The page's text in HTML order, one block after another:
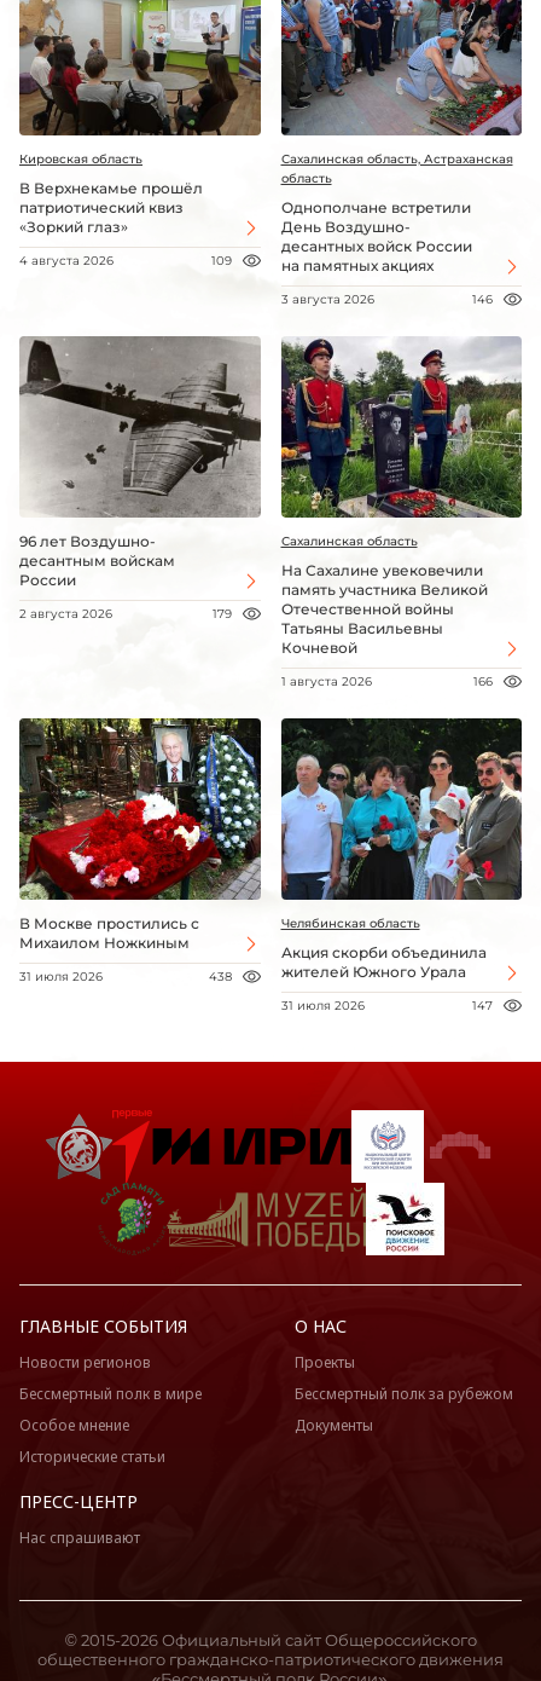
Кировская область
В Верхнекамье прошёл
патриотический квиз
«Зоркий глаз»
4 августа 2026 109
Сахалинская область, Астраханская
область
Однополчане встретили
День Воздушно-
десантных войск России
на памятных акциях
3 августа 2026 146
96 лет Воздушно-
десантным войскам
России
2 августа 2026 179
Сахалинская область
На Сахалине увековечили
память участника Великой
Отечественной войны
Татьяны Васильевны
Кочневой
1 августа 2026 166
В Москве простились с
Михаилом Ножкиным
31 июля 2026 438
Челябинская область
Акция скорби объединила
жителей Южного Урала
31 июля 2026 147
ГЛАВНЫЕ СОБЫТИЯ
Новости регионов
Бессмертный полк в мире
Особое мнение
Исторические статьи
О НАС
Проекты
Бессмертный полк за рубежом
Документы
ПРЕСС-ЦЕНТР
Нас спрашивают
© 2015-2026 Официальный сайт Общероссийского
общественного гражданско-патриотического движения